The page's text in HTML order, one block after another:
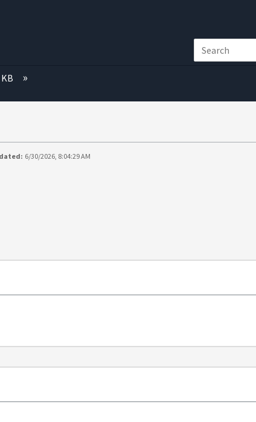
6/30/2026, 8:04:29 AM